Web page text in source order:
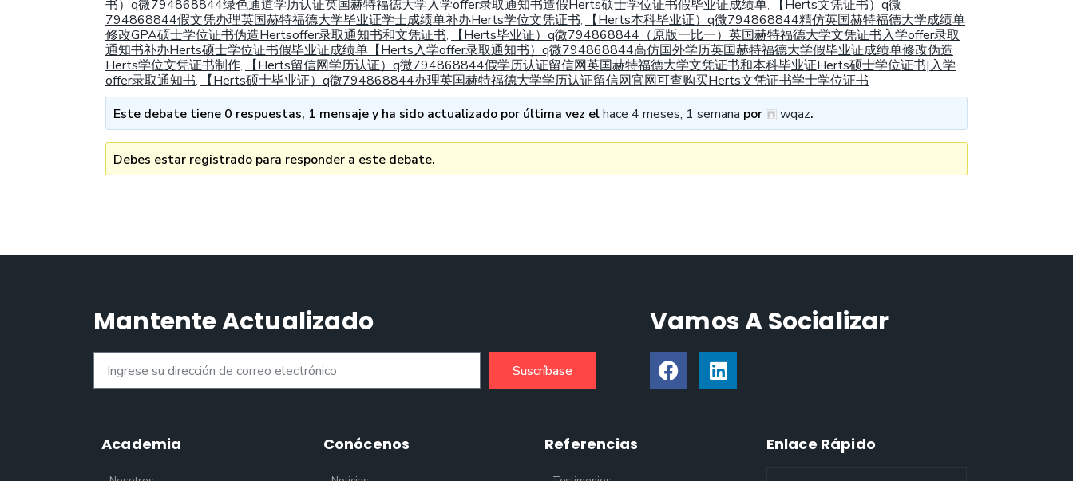
书）q微794868844绿色通道学历认证英国赫特福德大学入学offer录取通知书造假Herts硕士学位证书假毕业证成绩单,
【Herts文凭证书）q微
794868844假文凭办理英国赫特福德大学毕业证学士成绩单补办Herts学位文凭证书,
【Herts本科毕业证）q微794868844精仿英国赫特福德大学成绩单
修改GPA硕士学位证书伪造Hertsoffer录取通知书和文凭证书,
【Herts毕业证）q微794868844（原版一比一）英国赫特福德大学文凭证书入学offer录取
通知书补办Herts硕士学位证书假毕业证成绩单【Herts入学offer录取通知书）q微794868844高仿国外学历英国赫特福德大学假毕业证成绩单修改伪造
Herts学位文凭证书制作,
【Herts留信网学历认证）q微794868844假学历认证留信网英国赫特福德大学文凭证书和本科毕业证Herts硕士学位证书|入学
offer录取通知书,
【Herts硕士毕业证）q微794868844办理英国赫特福德大学学历认证留信网官网可查购买Herts文凭证书学士学位证书
Este debate tiene 0 respuestas, 1 mensaje y ha sido actualizado por última vez elhace 4 meses, 1 semana por wqaz.
Debes estar registrado para responder a este debate.
Mantente Actualizado
Suscríbase
Vamos A Socializar
Academia Conócenos Referencias Enlace Rápido